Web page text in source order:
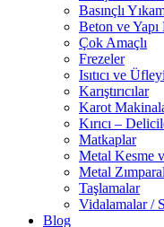
Basınçlı
Beton ve
Çok Amaçlı
Frezeler
Isıtıcı ve
Karıştırıcılar
Karot
Kırıcı –
Matkaplar
Metal Kesme
Metal
Taşlamalar
Vidalamalar /
Blog